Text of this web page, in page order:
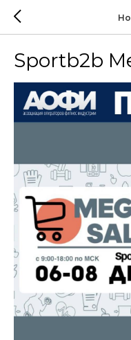
Sportb2b